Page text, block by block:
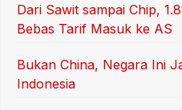
Dari Sawit sampai Chip,
Bebas Tarif Masuk ke AS
Bukan China, Negara Ini
Indonesia